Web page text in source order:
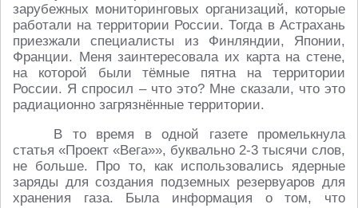
зарубежных мониторинговых организаций, которые
работали на территории России. Тогда в Астрахань
приезжали специалисты из Финляндии, Японии,
Франции. Меня заинтересовала их карта на стене,
на которой были тёмные пятна на территории
России. Я спросил – что это? Мне сказали, что это
радиационно загрязнённые территории.
В то время в одной газете промелькнула
статья «Проект «Вега»», буквально 2-3 тысячи слов,
не больше. Про то, как использовались ядерные
заряды для создания подземных резервуаров для
хранения газа. Была информация о том, что